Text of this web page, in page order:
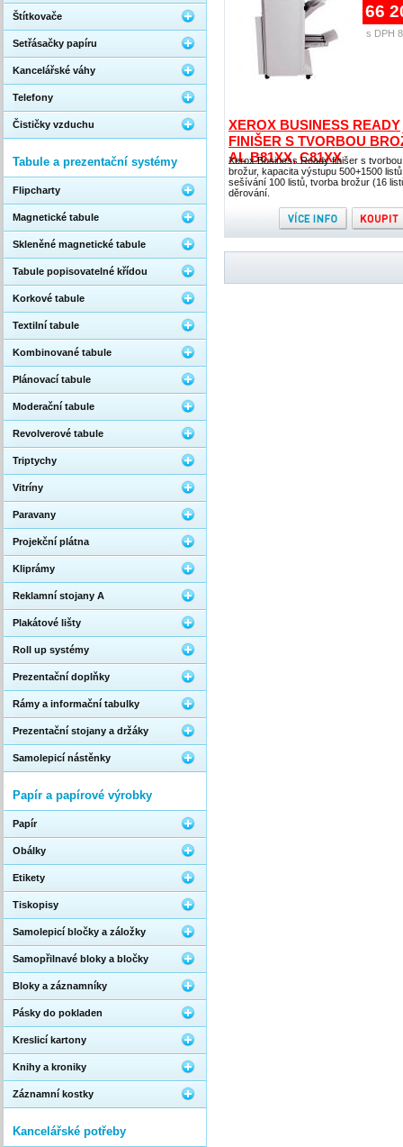
XEROX BUSINESS READY
FINIŠER S TVORBOU
AL B81XX, C81XX
Xerox Business Ready finišer s tvorbou
brožur, kapacita výstupu 500+1500
sešívání 100 listů, tvorba brožur (16
děrování.
66
s DPH
Štítkovače
Setřásačky papíru
Kancelářské váhy
Telefony
Čističky vzduchu
Tabule a prezentační systémy
Flipcharty
Magnetické tabule
Skleněné magnetické tabule
Tabule popisovatelné křídou
Korkové tabule
Textilní tabule
Kombinované tabule
Plánovací tabule
Moderační tabule
Revolverové tabule
Triptychy
Vitríny
Paravany
Projekční plátna
Kliprámy
Reklamní stojany A
Plakátové lišty
Roll up systémy
Prezentační doplňky
Rámy a informační tabulky
Prezentační stojany a držáky
Samolepicí nástěnky
Papír a papírové výrobky
Papír
Obálky
Etikety
Tiskopisy
Samolepicí bločky a záložky
Samopřilnavé bloky a bločky
Bloky a záznamníky
Pásky do pokladen
Kreslicí kartony
Knihy a kroniky
Záznamní kostky
Kancelářské potřeby